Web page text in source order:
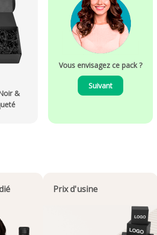
&
Vous envisagez ce pack ?
Suivant
Prix d'usine